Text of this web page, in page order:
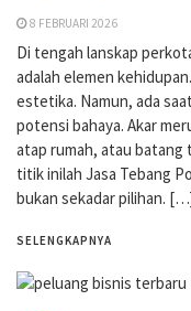
8 FEBRUARI 2026
Di tengah lanskap
adalah elemen
estetika. Namun, ada
potensi bahaya. Akar
atap rumah, atau batang
titik inilah Jasa Tebang
bukan sekadar pilihan.
SELENGKAPNYA